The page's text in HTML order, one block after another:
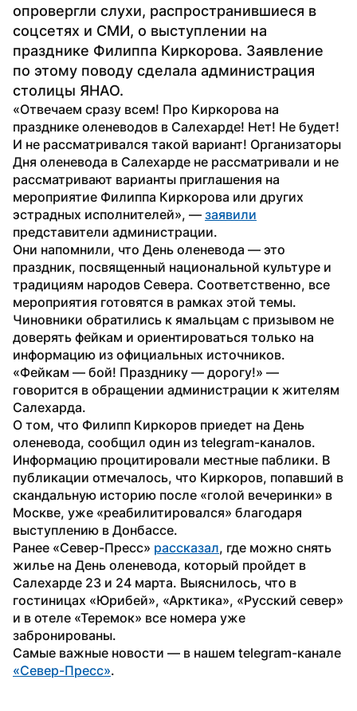
опровергли слухи, распространившиеся в
соцсетях и СМИ, о выступлении на
празднике Филиппа Киркорова. Заявление
по этому поводу сделала администрация
столицы ЯНАО.
«Отвечаем сразу всем! Про Киркорова на
празднике оленеводов в Салехарде! Нет! Не будет!
И не рассматривался такой вариант! Организаторы
Дня оленевода в Салехарде не рассматривали и не
рассматривают варианты приглашения на
мероприятие Филиппа Киркорова или других
эстрадных исполнителей», — заявили
представители администрации.
Они напомнили, что День оленевода — это
праздник, посвященный национальной культуре и
традициям народов Севера. Соответственно, все
мероприятия готовятся в рамках этой темы.
Чиновники обратились к ямальцам с призывом не
доверять фейкам и ориентироваться только на
информацию из официальных источников.
«Фейкам — бой! Празднику — дорогу!» —
говорится в обращении администрации к жителям
Салехарда.
О том, что Филипп Киркоров приедет на День
оленевода, сообщил один из telegram-каналов.
Информацию процитировали местные паблики. В
публикации отмечалось, что Киркоров, попавший в
скандальную историю после «голой вечеринки» в
Москве, уже «реабилитировался» благодаря
выступлению в Донбассе.
Ранее «Север-Пресс» рассказал, где можно снять
жилье на День оленевода, который пройдет в
Салехарде 23 и 24 марта. Выяснилось, что в
гостиницах «Юрибей», «Арктика», «Русский север»
и в отеле «Теремок» все номера уже
забронированы.
«Север-Пресс».